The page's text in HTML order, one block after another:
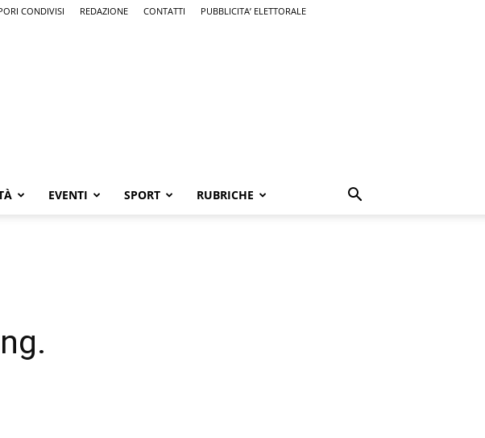
CONDIVISI REDAZIONE CONTATTI PUBBLICITA’ ELETTORALE
EVENTI SPORT RUBRICHE